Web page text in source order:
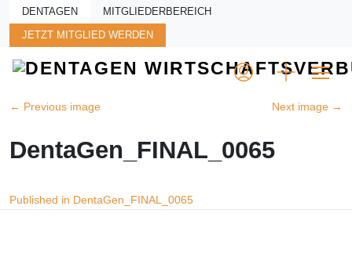
Skip to main content
DENTAGEN MITGLIEDERBEREICH
JETZT MITGLIED WERDEN
← Previous image Next image →
DentaGen_FINAL_0065
Beitragsnavigation
Published in DentaGen_FINAL_0065